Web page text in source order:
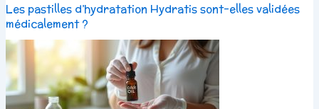
Les pastilles d’hydratation Hydratis sont-elles validées
médicalement ?